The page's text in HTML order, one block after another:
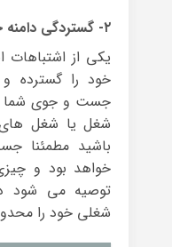
۲- گستردگی دامنه جستجو
یکی از
خود را گسترده
جست و جوی شما
شغل یا شغل
باشید مطمئنا
خواهد بود و
توصیه می شود
شغلی خود را